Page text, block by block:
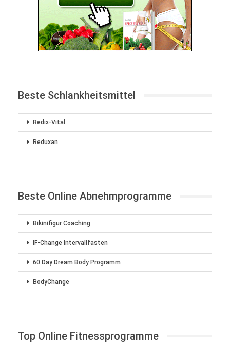
Beste Schlankheitsmittel
Redix-Vital
Reduxan
Beste Online Abnehmprogramme
Bikinifigur Coaching
IF-Change Intervallfasten
60 Day Dream Body Programm
BodyChange
Top Online Fitnessprogramme